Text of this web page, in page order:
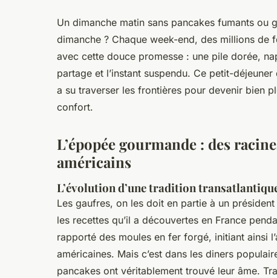
Un dimanche matin sans pancakes fumants
dimanche ? Chaque week-end, des millions de
avec cette douce promesse : une pile dorée,
partage et l’instant suspendu. Ce petit-
a su traverser les frontières pour devenir bien
confort.
L’épopée gourmande : des
américains
L’évolution d’une tradition
Les gaufres, on les doit en partie à un
les recettes qu’il a découvertes en France
rapporté des moules en fer forgé, initiant ainsi
américaines. Mais c’est dans les diners
pancakes ont véritablement trouvé leur âme.